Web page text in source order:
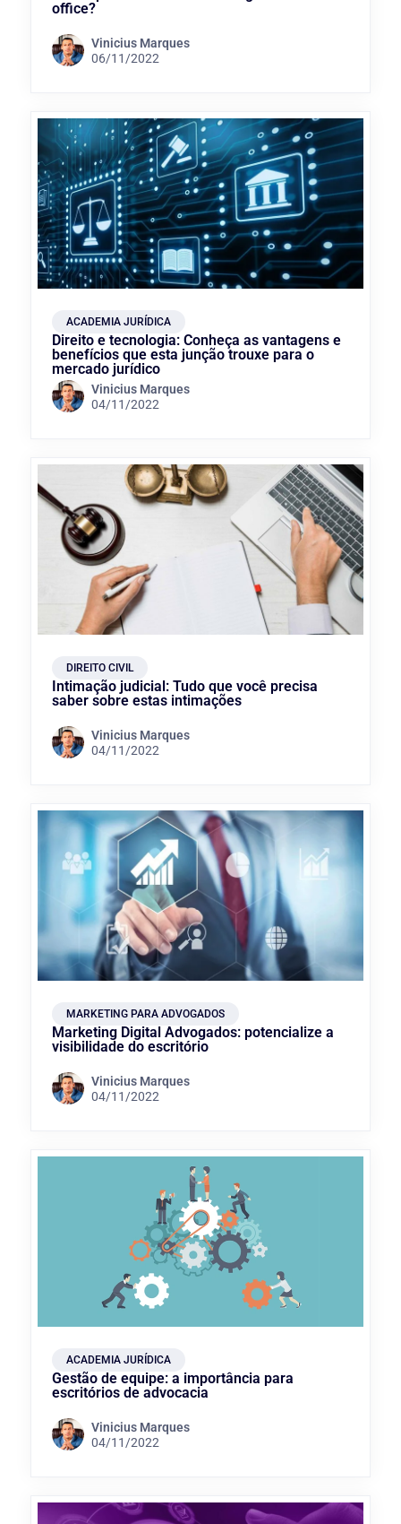
office?
Vinicius Marques
06/11/2022
ACADEMIA JURÍDICA
Direito e tecnologia: Conheça as vantagens e
benefícios que esta junção trouxe para o
mercado jurídico
Vinicius Marques
04/11/2022
DIREITO CIVIL
Intimação judicial: Tudo que você precisa
saber sobre estas intimações
Vinicius Marques
04/11/2022
MARKETING PARA ADVOGADOS
Marketing Digital Advogados: potencialize a
visibilidade do escritório
Vinicius Marques
04/11/2022
ACADEMIA JURÍDICA
Gestão de equipe: a importância para
escritórios de advocacia
Vinicius Marques
04/11/2022